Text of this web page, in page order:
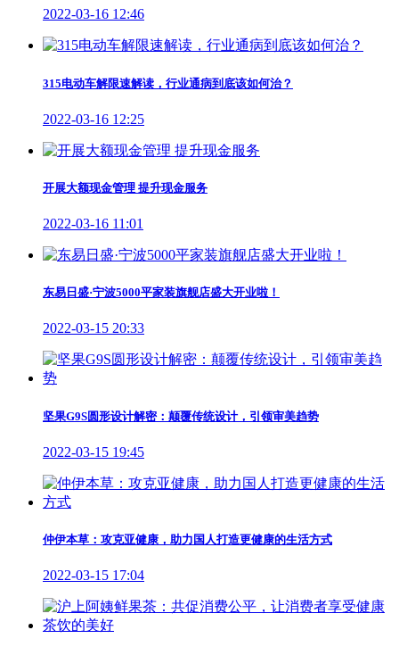
2022-03-16 12:46
315电动车解限速解读，行业通病到底该如何治？
2022-03-16 12:25
开展大额现金管理 提升现金服务
2022-03-16 11:01
东易日盛·宁波5000平家装旗舰店盛大开业啦！
2022-03-15 20:33
坚果G9S圆形设计解密：颠覆传统设计，引领审美趋势
2022-03-15 19:45
仲伊本草：攻克亚健康，助力国人打造更健康的生活方式
2022-03-15 17:04